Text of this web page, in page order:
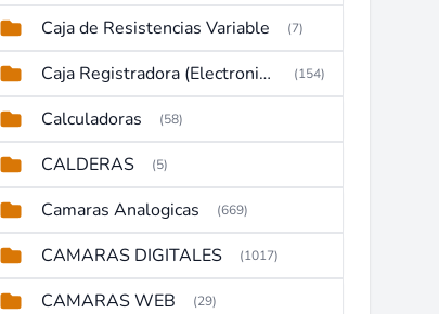
Caja de Resistencias Variable (7)
Caja Registradora (Electronic Cash Register) (154)
Calculadoras (58)
CALDERAS (5)
Camaras Analogicas (669)
CAMARAS DIGITALES (1017)
CAMARAS WEB (29)